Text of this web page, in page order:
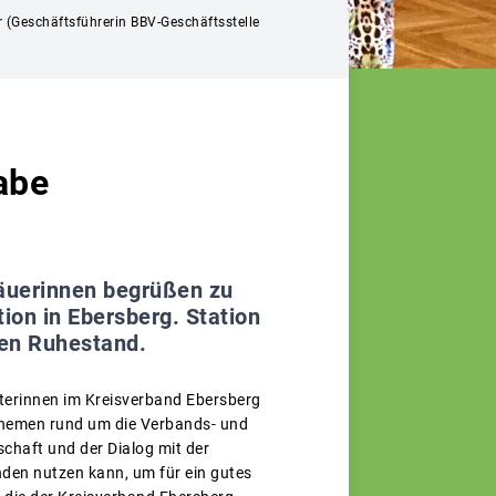
BBV-Geschäftsstelle
begrüßen zu
in Ebersberg. Station
Ruhestand.
im Kreisverband Ebersberg
rund um die Verbands- und
und der Dialog mit der
nutzen kann, um für ein gutes